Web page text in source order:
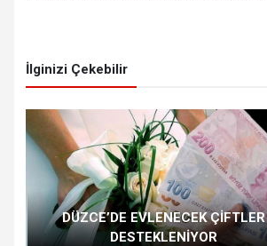
İlginizi Çekebilir
DÜZCE’DE EVLENECEK ÇİFTLER
DESTEKLENİYOR